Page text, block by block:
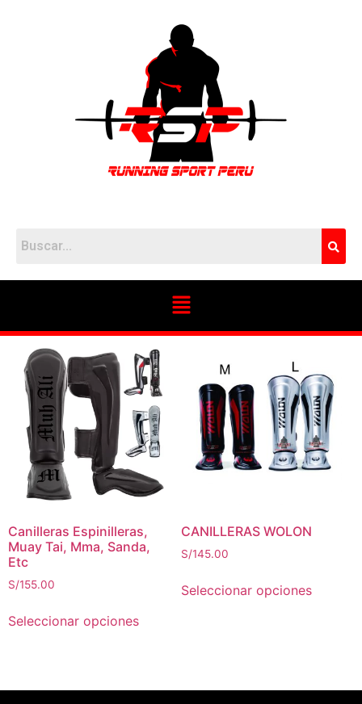
Canilleras Espinilleras,
Muay Tai, Mma, Sanda,
Etc
S/155.00
Seleccionar opciones
CANILLERAS WOLON
S/145.00
Seleccionar opciones